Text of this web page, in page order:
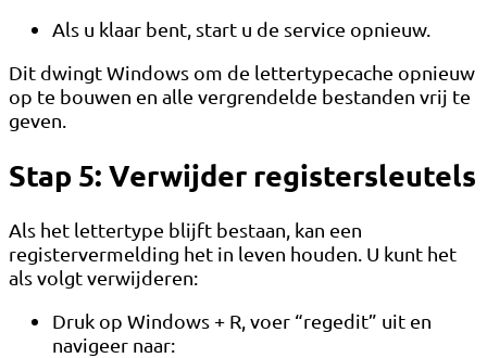
Als u klaar bent, start u de service opnieuw.
Dit dwingt Windows om de lettertypecache opnieuw
op te bouwen en alle vergrendelde bestanden vrij te
geven.
Stap 5: Verwijder registersleutels
Als het lettertype blijft bestaan, kan een
registervermelding het in leven houden. U kunt het
als volgt verwijderen:
Druk op Windows + R, voer “regedit” uit en
navigeer naar: